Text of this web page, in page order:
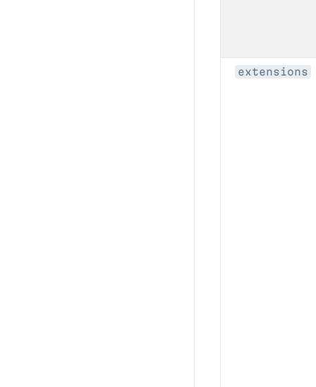
extensions